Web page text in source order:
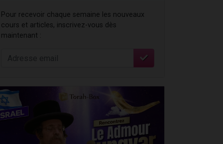
Pour recevoir chaque semaine les nouveaux
cours et articles, inscrivez-vous dès
maintenant :